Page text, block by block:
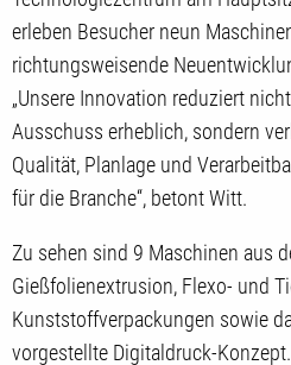
erleben Besucher neun
richtungsweisende
„Unsere Innovation reduziert
Ausschuss erheblich, sondern
Qualität, Planlage und
für die Branche“, betont Witt.
Zu sehen sind 9 Maschinen aus
Gießfolienextrusion, Flexo- und
Kunststoffverpackungen sowie
vorgestellte Digitaldruck-